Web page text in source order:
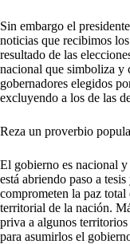
Sin embargo el
noticias que recibimos
resultado de las
nacional que simboliza y
gobernadores elegidos
excluyendo a los de las
Reza un proverbio
El gobierno es nacional
está abriendo paso a
comprometen la paz
territorial de la nación.
priva a algunos
para asumirlos el